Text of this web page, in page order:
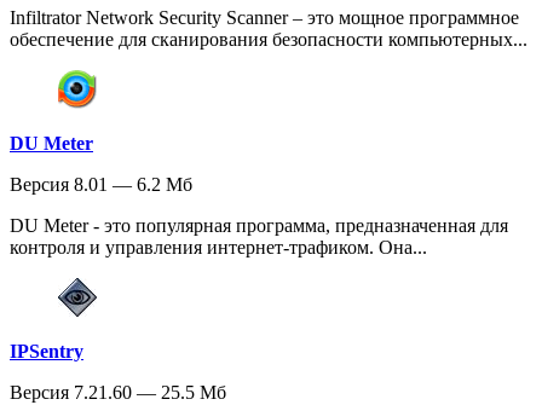
Infiltrator Network Security Scanner – это мощное программное
обеспечение для сканирования безопасности компьютерных...
DU Meter
Версия 8.01 — 6.2 Мб
DU Meter - это популярная программа, предназначенная для
контроля и управления интернет-трафиком. Она...
IPSentry
Версия 7.21.60 — 25.5 Мб